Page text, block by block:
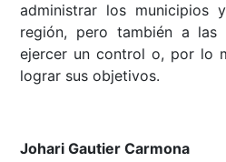
administrar los municipios
región, pero también a las
ejercer un control o, por lo
lograr sus objetivos.
Johari Gautier Carmona